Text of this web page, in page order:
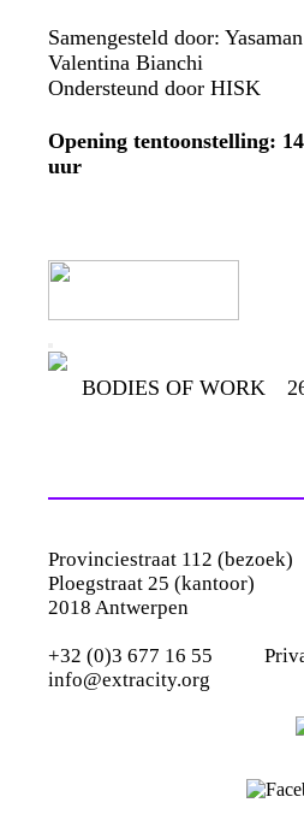
Samengesteld door:
Valentina Bianchi
Ondersteund door HISK
Opening tentoonstelling:
uur
BODIES OF WORK
Provinciestraat 112 (bezoek)
Ploegstraat 25 (kantoor)
2018 Antwerpen
+32 (0)3 677 16 55
info@extracity.org